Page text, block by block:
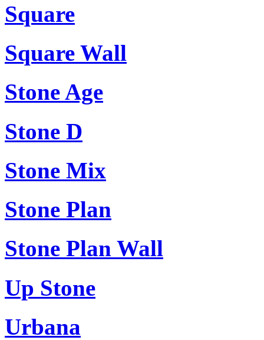
Square
Square Wall
Stone Age
Stone D
Stone Mix
Stone Plan
Stone Plan Wall
Up Stone
Urbana